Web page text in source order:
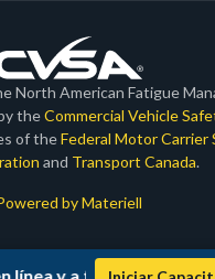
North American Fatigue
theCommercial Vehicle
of theFederal Motor Carrier
and Transport Canada.
by Materiell